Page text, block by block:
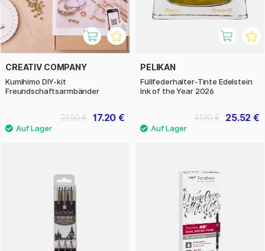
CREATIV COMPANY
Kumihimo DIY-kit
Freundschaftsarmbänder
17.20 €
21.50 €
PELIKAN
Füllfederhalter-Tinte Edelstein
Ink of the Year 2026
25.52 €
31.90 €